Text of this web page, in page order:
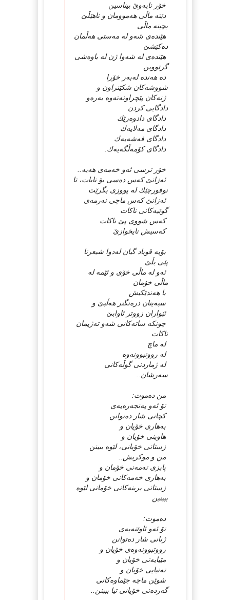
خۆر نایەوێ بیناسین
دێتە ماڵی هەموومان و ناهێڵێ
بچینە ماڵی
هێندەی شەو لە مەستی هەڵمان
دەكێشێ
هێندەی لە شەوا ژن لە باوەشی
گرتووین
دە هەندە لەبەر خۆرا
شووشەكان شكێنراون و
ژنەكان پێچراونەتەوە بەرەو
دادگایی كردن
دادگای دادوەرێك
دادگای مەلایەك
دادگای قەشەیەك
دادگای كۆمەڵگەیەك.
خۆر ترسی ئەو خەمەی هەیە..
ئەزانێ كەس دەسی بۆ نابات، تا
نوقورچێك لە پووزی بگرێت
ئەزانێ كەس ماچی نەرمەی
گوێیەكانی ناكات
كەس شووی پێ ناكات
كەسیش نایخوازێ
بۆیە قوباد گیان لەدوا شیعرتا
پێی بڵێ
ئەو لە ماڵی خۆی و ئێمە لە
ماڵی خۆمان
با هەندێكیش
سبەینان درەنگتر هەڵبێ و
ئێواران زووتر ئاوابێ
چونكە ساتەكانی شەو تەژیمان
ناكات
لە ماچ
لە رووتبوونەوە
لە ژماردنی گوڵەكانی
سەرشان..
من دەموت:
تۆ ئەو پەنجەرەیەی
كچانی شار دەتوانن
بەهاری خۆیان و
هاوینی خۆیان و
زستانی خۆیانی، لێوە ببینن
من و موكریش..
پایزی تەمەنی خۆمان و
بەهاری خەمەكانی خۆمان و
زستانی برینەكانی خۆمانی لێوە
ببینین
دەموت:
تۆ ئەو ئاوێنەیەی
ژنانی شار دەتوانن
رووتبوونەوەی خۆیان و
مێیایەتی خۆیان و
تەنیایی خۆیان و
شوێن ماچە جێماوەكانی
گەردەنی خۆیانی تیا ببینن..